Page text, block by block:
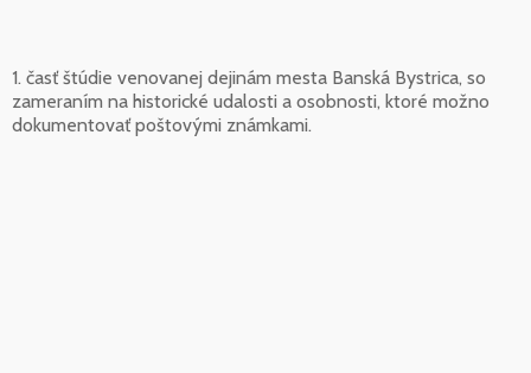
1. časť štúdie venovanej dejinám mesta Banská Bystrica, so
zameraním na historické udalosti a osobnosti, ktoré možno
dokumentovať poštovými známkami.